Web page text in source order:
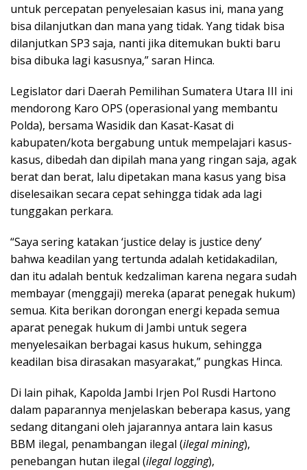
untuk percepatan penyelesaian kasus ini, mana yang
bisa dilanjutkan dan mana yang tidak. Yang tidak bisa
dilanjutkan SP3 saja, nanti jika ditemukan bukti baru
bisa dibuka lagi kasusnya,” saran Hinca.
Legislator dari Daerah Pemilihan Sumatera Utara III ini
mendorong Karo OPS (operasional yang membantu
Polda), bersama Wasidik dan Kasat-Kasat di
kabupaten/kota bergabung untuk mempelajari kasus-
kasus, dibedah dan dipilah mana yang ringan saja, agak
berat dan berat, lalu dipetakan mana kasus yang bisa
diselesaikan secara cepat sehingga tidak ada lagi
tunggakan perkara.
“Saya sering katakan ‘justice delay is justice deny’
bahwa keadilan yang tertunda adalah ketidakadilan,
dan itu adalah bentuk kedzaliman karena negara sudah
membayar (menggaji) mereka (aparat penegak hukum)
semua. Kita berikan dorongan energi kepada semua
aparat penegak hukum di Jambi untuk segera
menyelesaikan berbagai kasus hukum, sehingga
keadilan bisa dirasakan masyarakat,” pungkas Hinca.
Di lain pihak, Kapolda Jambi Irjen Pol Rusdi Hartono
dalam paparannya menjelaskan beberapa kasus, yang
sedang ditangani oleh jajarannya antara lain kasus
BBM ilegal, penambangan ilegal (ilegal mining),
penebangan hutan ilegal (ilegal logging),